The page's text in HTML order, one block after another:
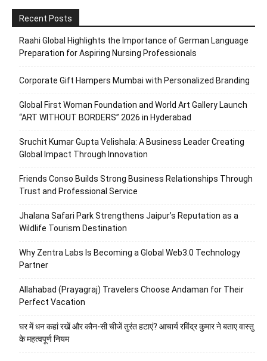
Recent Posts
Raahi Global Highlights the Importance of German Language
Preparation for Aspiring Nursing Professionals
Corporate Gift Hampers Mumbai with Personalized Branding
Global First Woman Foundation and World Art Gallery Launch
“ART WITHOUT BORDERS” 2026 in Hyderabad
Sruchit Kumar Gupta Velishala: A Business Leader Creating
Global Impact Through Innovation
Friends Conso Builds Strong Business Relationships Through
Trust and Professional Service
Jhalana Safari Park Strengthens Jaipur’s Reputation as a
Wildlife Tourism Destination
Why Zentra Labs Is Becoming a Global Web3.0 Technology
Partner
Allahabad (Prayagraj) Travelers Choose Andaman for Their
Perfect Vacation
घर में धन कहां रखें और कौन-सी चीजें तुरंत हटाएं? आचार्य रविंद्र कुमार ने बताए वास्तु
के महत्वपूर्ण नियम